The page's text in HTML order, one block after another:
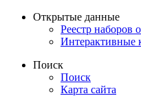
Открытые данные
Реестр наборов
Интерактивные
Поиск
Поиск
Карта сайта